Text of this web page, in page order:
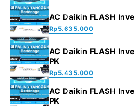
AC Daikin FLASH
Rp5.635.000
AC Daikin FLASH
PK
Rp5.435.000
AC Daikin FLASH
PK